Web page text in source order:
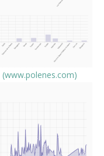
(www.polenes.com)